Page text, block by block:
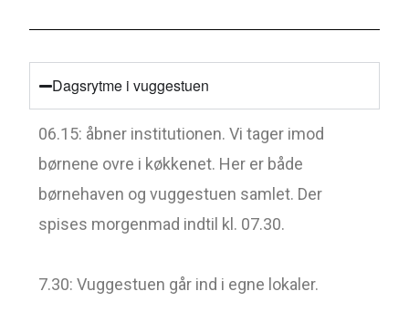
Dagsrytme i vuggestuen
06.15: åbner institutionen. Vi tager imod
børnene ovre i køkkenet. Her er både
børnehaven og vuggestuen samlet. Der
spises morgenmad indtil kl. 07.30.
7.30: Vuggestuen går ind i egne lokaler.